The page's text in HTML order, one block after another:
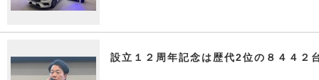
設立１２周年記念は歴代2位の８４４２